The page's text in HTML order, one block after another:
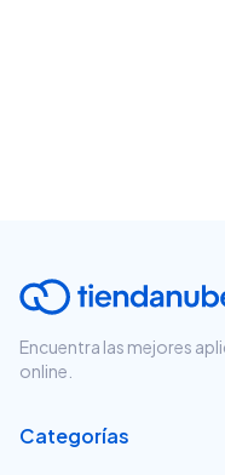
Encuentra las mejores
online.
Categorías